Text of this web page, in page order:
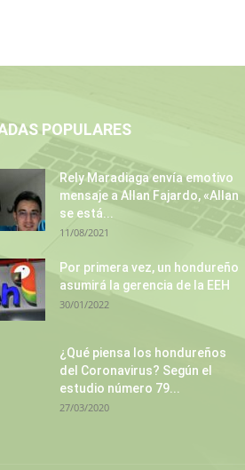
POPULARES
Rely Maradiaga envía emotivo
mensaje a Allan Fajardo, «Allan
se está...
11/08/2021
Por primera vez, un hondureño
asumirá la gerencia de la EEH
30/01/2022
¿Qué piensa los hondureños
del Coronavirus? Según el
estudio número 79...
27/03/2020